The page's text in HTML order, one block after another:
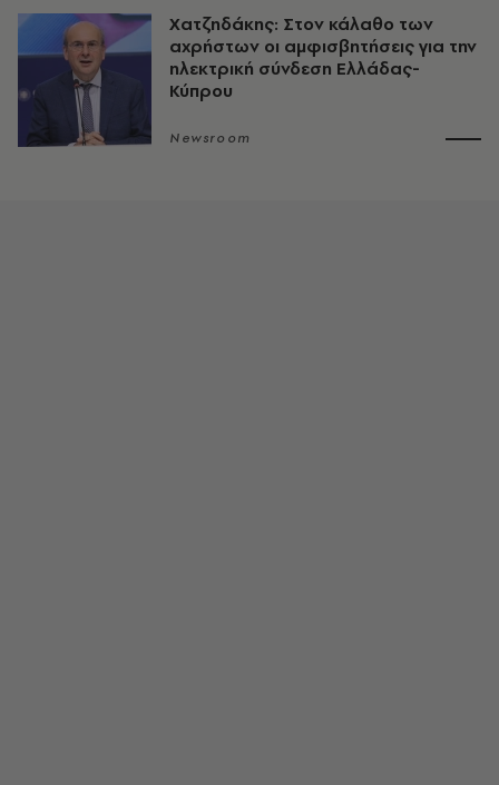
Χατζηδάκης: Στον κάλαθο των
αχρήστων οι αμφισβητήσεις για την
ηλεκτρική σύνδεση Ελλάδας-
Κύπρου
Newsroom